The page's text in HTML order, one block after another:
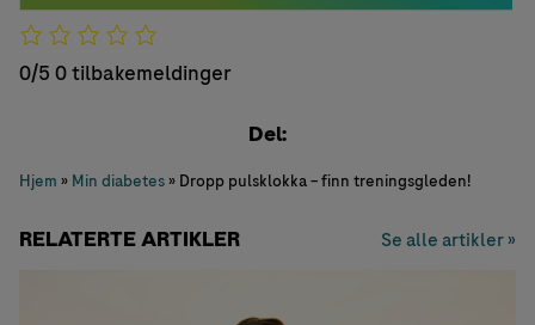
0/5 0 tilbakemeldinger
Del:
Hjem » Min diabetes» Dropp pulsklokka – finn treningsgleden!
RELATERTE ARTIKLER Se alle artikler »